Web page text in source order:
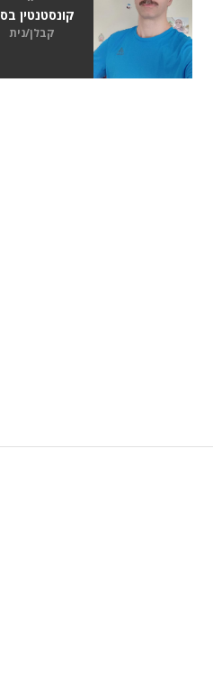
קונסטנטין
קבלן/נית